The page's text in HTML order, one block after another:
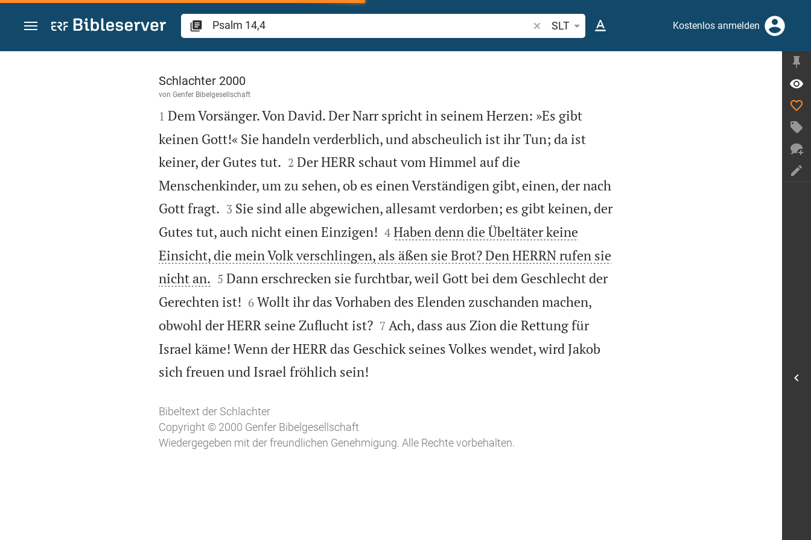
Zum Inhalt springen
Bibelstelle oder Begriff suchen
SLT Kostenlos anmelden
Psalm 14
Schlachter 2000
von Genfer Bibelgesellschaft

1 Dem Vorsänger. Von David. Der Narr spricht in seinem Herzen: »Es gibt
keinen Gott!« Sie handeln verderblich, und abscheulich ist ihr Tun; da ist
keiner, der Gutes tut.
2 Der HERR schaut vom Himmel auf die
Menschenkinder, um zu sehen, ob es einen Verständigen gibt, einen, der nach
Gott fragt.
3 Sie sind alle abgewichen, allesamt verdorben; es gibt keinen, der
Gutes tut, auch nicht einen Einzigen!
4 Haben denn die Übeltäter keine
Einsicht, die mein Volk verschlingen, als äßen sie Brot? Den HERRN rufen sie
nicht an.
5 Dann erschrecken sie furchtbar, weil Gott bei dem Geschlecht der
Gerechten ist!
6 Wollt ihr das Vorhaben des Elenden zuschanden machen,
obwohl der HERR seine Zuflucht ist?
7 Ach, dass aus Zion die Rettung für
Israel käme! Wenn der HERR das Geschick seines Volkes wendet, wird Jakob
sich freuen und Israel fröhlich sein!
Bibeltext der Schlachter
Copyright © 2000 Genfer Bibelgesellschaft
Wiedergegeben mit der freundlichen Genehmigung. Alle Rechte vorbehalten.